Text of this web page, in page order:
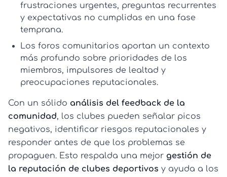
frustraciones urgentes, preguntas recurrentes
y expectativas no cumplidas en una fase
temprana.
Los foros comunitarios aportan un contexto
más profundo sobre prioridades de los
miembros, impulsores de lealtad y
preocupaciones reputacionales.
Con un sólido análisis del feedback de la
comunidad, los clubes pueden señalar picos
negativos, identificar riesgos reputacionales y
responder antes de que los problemas se
propaguen. Esto respalda una mejor gestión de
la reputación de clubes deportivos y ayuda a los